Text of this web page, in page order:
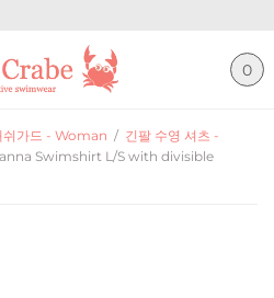
0
쉬가드 - Woman / 긴팔 수영 셔츠 -
Swimshirt L/S with divisible